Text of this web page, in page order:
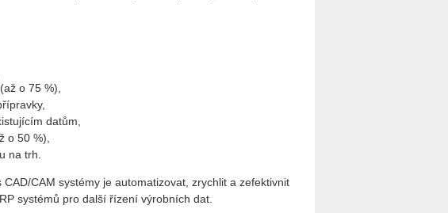
o 75 %),
datům,
o 50 %),
na trh.
CAM systémy je automatizovat, zrychlit a zefektivnit
systémů pro další řízení výrobních dat.